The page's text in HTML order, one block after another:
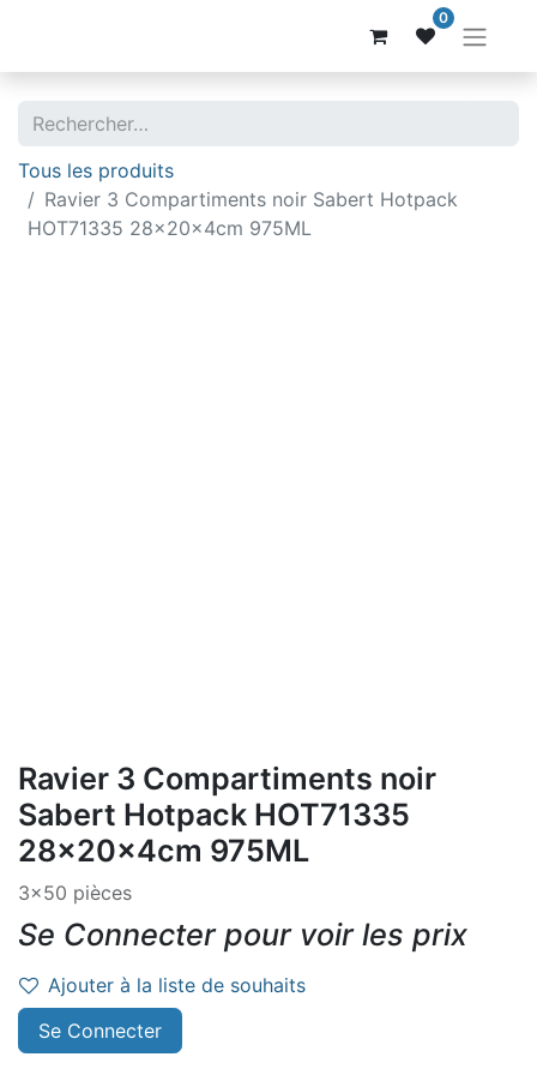
0
Tous les produits
Ravier 3 Compartiments noir Sabert Hotpack
HOT71335 28x20x4cm 975ML
Ravier 3 Compartiments noir
Sabert Hotpack HOT71335
28x20x4cm 975ML
3x50 pièces
Se Connecter pour voir les prix
Ajouter à la liste de souhaits
Se Connecter